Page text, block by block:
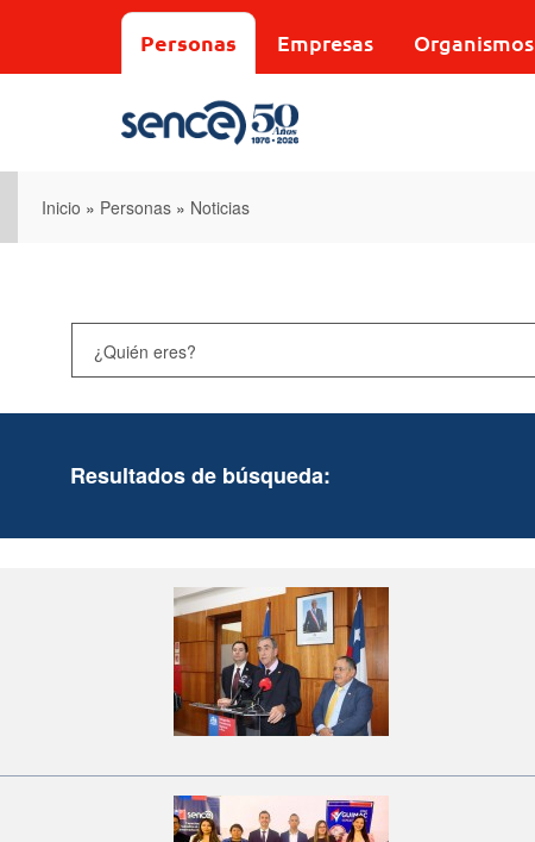
Personas Empresas Organismos
Inicio » Personas » Noticias
Resultados de búsqueda: